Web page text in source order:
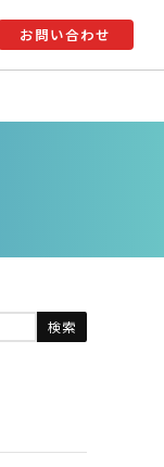
お問い合わせ